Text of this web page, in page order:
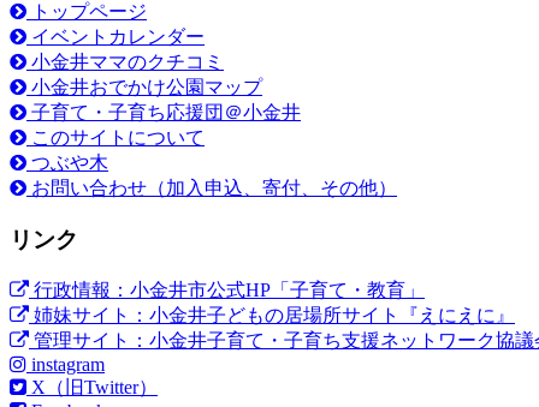
トップページ
イベントカレンダー
小金井ママのクチコミ
小金井おでかけ公園マップ
子育て・子育ち応援団＠小金井
このサイトについて
つぶや木
お問い合わせ（加入申込、寄付、その他）
リンク
行政情報：小金井市公式HP「子育て・教育」
姉妹サイト：小金井子どもの居場所サイト『えにえに』
管理サイト：小金井子育て・子育ち支援ネットワーク協議
instagram
X（旧Twitter）